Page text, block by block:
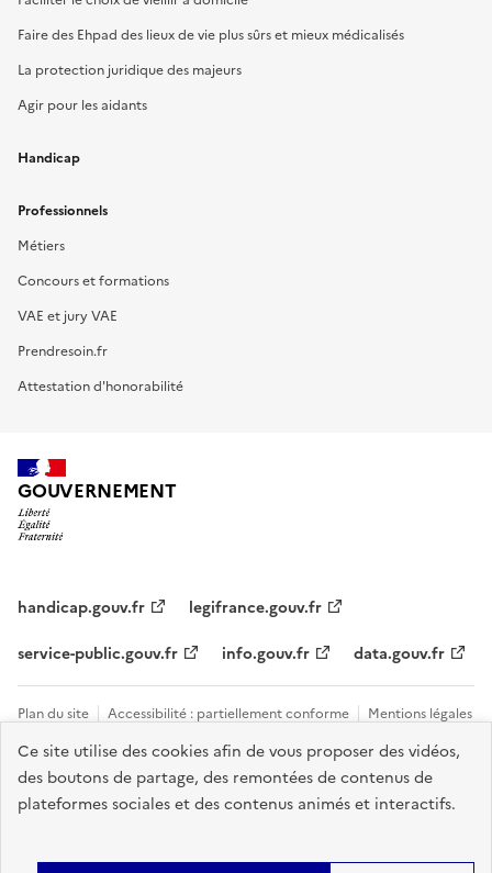
Ce site utilise des cookies afin de vous proposer des vidéos,
des boutons de partage, des remontées de contenus de
plateformes sociales et des contenus animés et interactifs.
Faire des Ehpad des lieux de vie plus sûrs et mieux médicalisés
La protection juridique des majeurs
Agir pour les aidants
Handicap
Professionnels
Métiers
Concours et formations
VAE et jury VAE
Prendresoin.fr
Attestation d'honorabilité
GOUVERNEMENT
handicap.gouv.fr
legifrance.gouv.fr
service-public.gouv.fr
info.gouv.fr data.gouv.fr
Plan du site Accessibilité : partiellement conforme
Mentions légales
Données personnelles et cookies
Tous les contacts et sites utiles
Gestion des cookies